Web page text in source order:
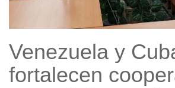
Venezuela y
fortalecen